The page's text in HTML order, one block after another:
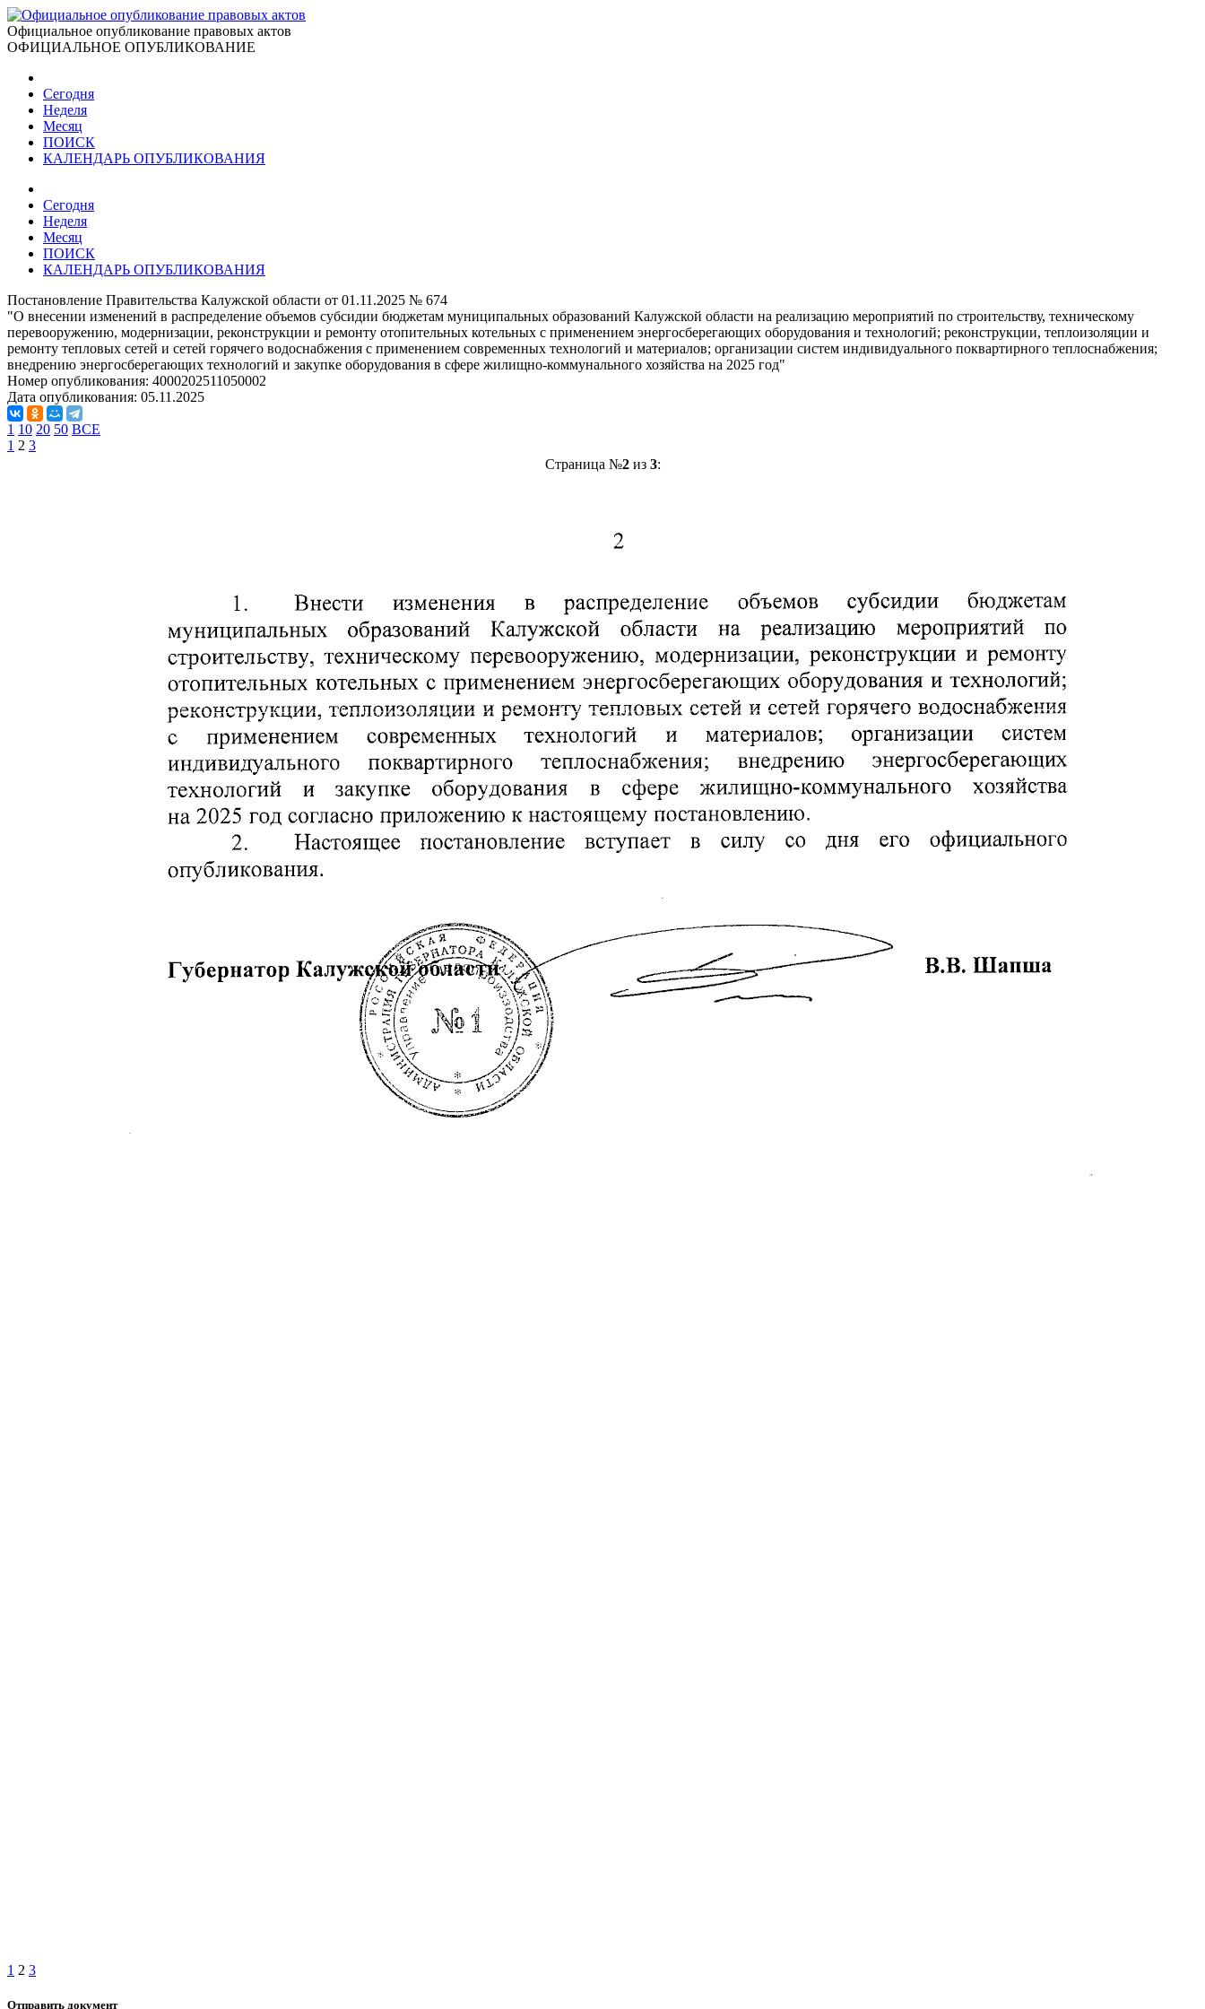
Официальное опубликование правовых актов
ОФИЦИАЛЬНОЕ ОПУБЛИКОВАНИЕ
Сегодня
Неделя
Месяц
ПОИСК
КАЛЕНДАРЬ ОПУБЛИКОВАНИЯ
Сегодня
Неделя
Месяц
ПОИСК
КАЛЕНДАРЬ ОПУБЛИКОВАНИЯ
Постановление Правительства Калужской области от 01.11.2025 № 674
"О внесении изменений в распределение объемов субсидии бюджетам муниципальных образований Калужской области на реализацию мероприятий по строительству, техническому
перевооружению, модернизации, реконструкции и ремонту отопительных котельных с применением энергосберегающих оборудования и технологий; реконструкции, теплоизоляции и
ремонту тепловых сетей и сетей горячего водоснабжения с применением современных технологий и материалов; организации систем индивидуального поквартирного теплоснабжения;
внедрению энергосберегающих технологий и закупке оборудования в сфере жилищно-коммунального хозяйства на 2025 год"
Номер опубликования: 4000202511050002
Дата опубликования: 05.11.2025
1 10 20 50 ВСЕ
1 2 3
Страница №2из 3:
1 2 3
Отправить документ